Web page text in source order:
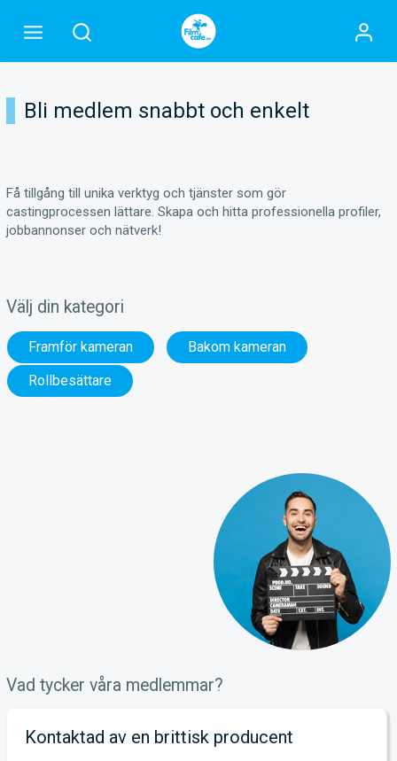
Bli medlem snabbt och enkelt
Få tillgång till unika verktyg och tjänster som gör
castingprocessen lättare. Skapa och hitta professionella profiler,
jobbannonser och nätverk!
Välj din kategori
Framför kameran
Bakom kameran
Rollbesättare
Vad tycker våra medlemmar?
Kontaktad av en brittisk producent